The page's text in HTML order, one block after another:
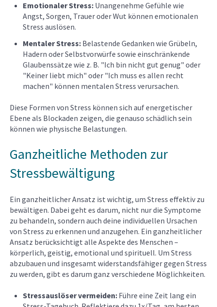
Emotionaler Stress: Unangenehme Gefühle wie
Angst, Sorgen, Trauer oder Wut können emotionalen
Stress auslösen.
Mentaler Stress: Belastende Gedanken wie Grübeln,
Hadern oder Selbstvorwürfe sowie einschränkende
Glaubenssätze wie z. B. "Ich bin nicht gut genug" oder
"Keiner liebt mich" oder "Ich muss es allen recht
machen" können mentalen Stress verursachen.
Diese Formen von Stress können sich auf energetischer
Ebene als Blockaden zeigen, die genauso schädlich sein
können wie physische Belastungen.
Ganzheitliche Methoden zur
Stressbewältigung
Ein ganzheitlicher Ansatz ist wichtig, um Stress effektiv zu
bewältigen. Dabei geht es darum, nicht nur die Symptome
zu behandeln, sondern auch deine individuellen Ursachen
von Stress zu erkennen und anzugehen. Ein ganzheitlicher
Ansatz berücksichtigt alle Aspekte des Menschen –
körperlich, geistig, emotional und spirituell. Um Stress
abzubauen und insgesamt widerstandsfähiger gegen Stress
zu werden, gibt es darum ganz verschiedene Möglichkeiten.
Stressauslöser vermeiden: Führe eine Zeit lang ein